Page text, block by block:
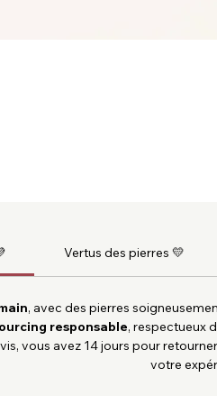
Vertus des pierres 💛
, avec des pierres
responsable, respectueux
vous avez 14 jours pour
votre